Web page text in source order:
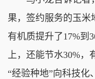
果，签约服务的玉米
有机质提升了17%到
上，还能节水30%
“经验种地”向科技化